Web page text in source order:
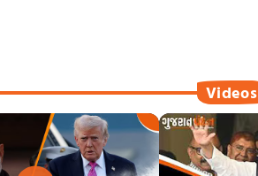
Videos